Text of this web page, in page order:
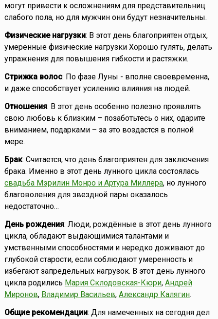
могут привести к осложнениям для представительниц
слабого пола, но для мужчин они будут незначительны.
Физические нагрузки: В этот день благоприятен отдых,
умеренные физические нагрузки Хорошо гулять, делать
упражнения для повышения гибкости и растяжки.
Стрижка волос: По фазе Луны - вполне своевременна,
и даже способствует усилению влияния на людей.
Отношения: В этот день особенно полезно проявлять
свою любовь к близким – позаботьтесь о них, одарите
вниманием, подарками – за это воздастся в полной
мере.
Брак: Считается, что день благоприятен для заключения
брака. Именно в этот день лунного цикла состоялась
свадьба Мэрилин Монро и Артура Миллера, но лунного
благоволения для звездной пары оказалось
недостаточно…
День рождения: Люди, рождённые в этот день лунного
цикла, обладают выдающимися талантами и
умственными способностями и нередко доживают до
глубокой старости, если соблюдают умеренность и
избегают запредельных нагрузок. В этот день лунного
цикла родились Мария Склодовская-Кюри, Андрей
Миронов, Владимир Васильев, Александр Калягин.
Общие рекомендации: Для намеченных на сегодня дел